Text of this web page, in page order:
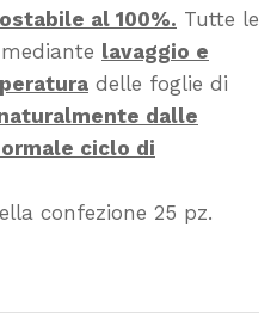
al 100%. Tutte le
lavaggio e
delle foglie di
dalle
ciclo di
confezione 25 pz.